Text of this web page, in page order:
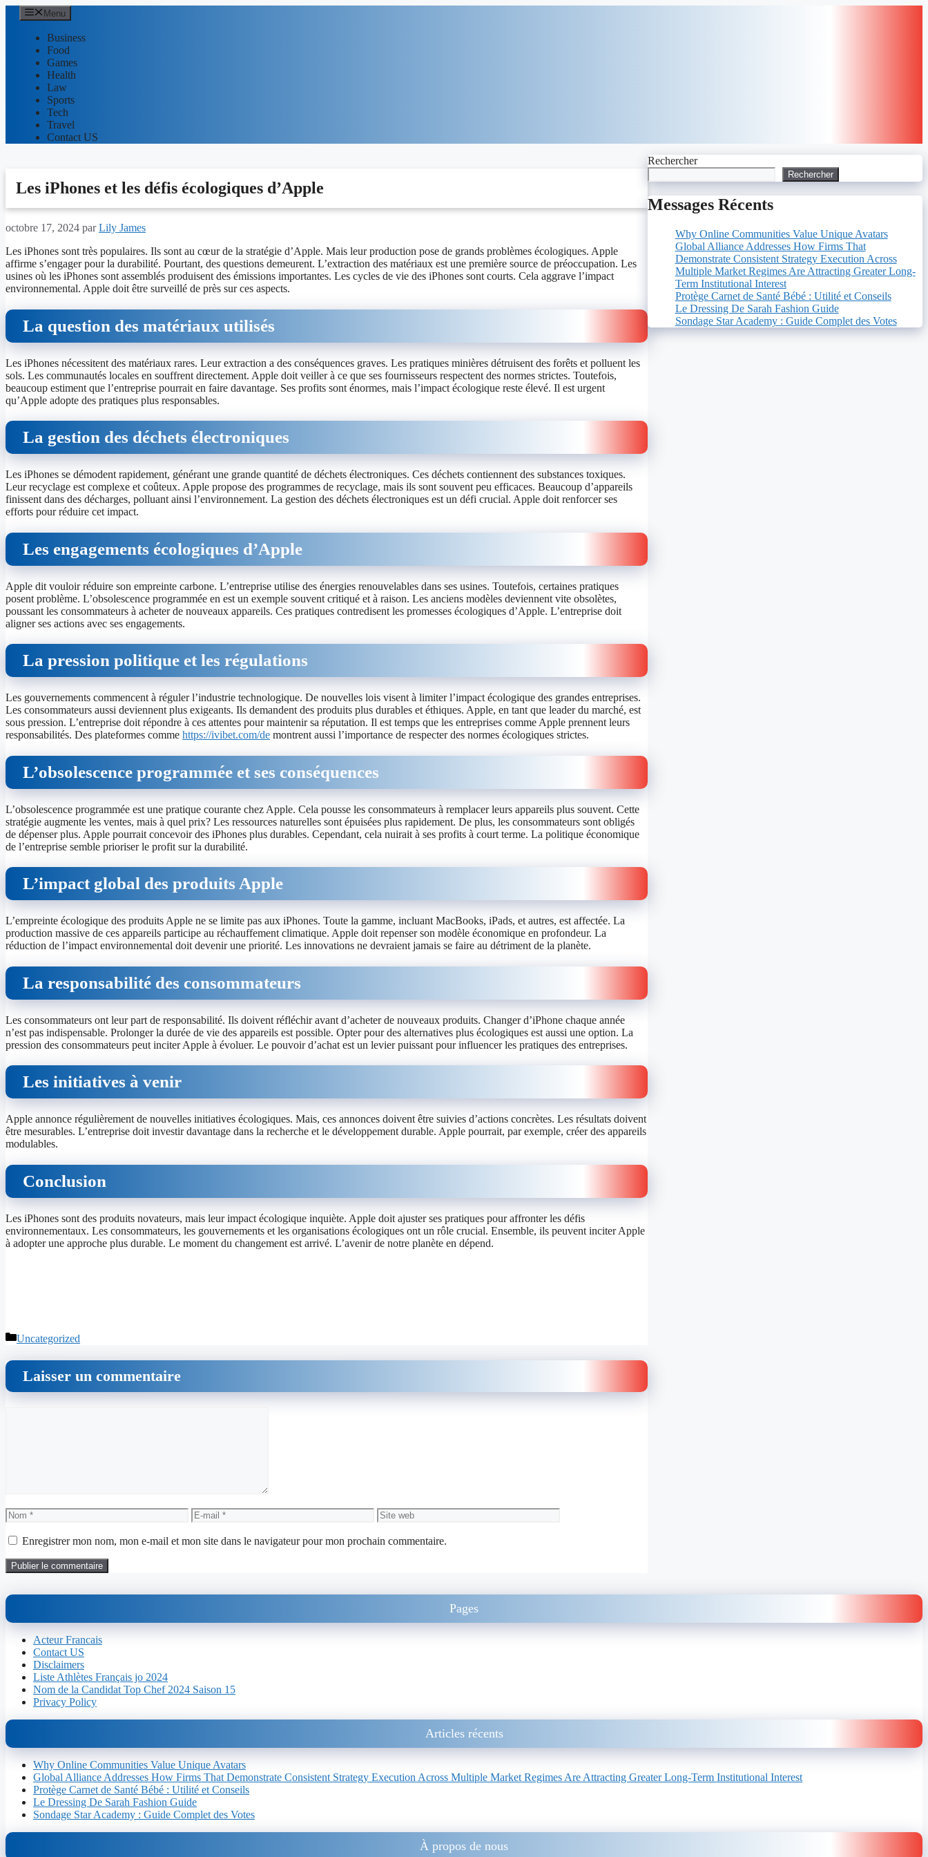
Aller
contenu
Menu
Business
Food
Games
Health
Law
Sports
Tech
Travel
Contact US
Les iPhones et les défis écologiques d’Apple
octobre 17, 2024 parLily James
Les iPhones sont très populaires. Ils sont au cœur de la stratégie d’Apple. Mais leur production pose de grands problèmes écologiques. Apple
affirme s’engager pour la durabilité. Pourtant, des questions demeurent. L’extraction des matériaux est une première source de préoccupation. Les
usines où les iPhones sont assemblés produisent des émissions importantes. Les cycles de vie des iPhones sont courts. Cela aggrave l’impact
environnemental. Apple doit être surveillé de près sur ces aspects.
La question des matériaux utilisés
Les iPhones nécessitent des matériaux rares. Leur extraction a des conséquences graves. Les pratiques minières détruisent des forêts et polluent les
sols. Les communautés locales en souffrent directement. Apple doit veiller à ce que ses fournisseurs respectent des normes strictes. Toutefois,
beaucoup estiment que l’entreprise pourrait en faire davantage. Ses profits sont énormes, mais l’impact écologique reste élevé. Il est urgent
qu’Apple adopte des pratiques plus responsables.
La gestion des déchets électroniques
Les iPhones se démodent rapidement, générant une grande quantité de déchets électroniques. Ces déchets contiennent des substances toxiques.
Leur recyclage est complexe et coûteux. Apple propose des programmes de recyclage, mais ils sont souvent peu efficaces. Beaucoup d’appareils
finissent dans des décharges, polluant ainsi l’environnement. La gestion des déchets électroniques est un défi crucial. Apple doit renforcer ses
efforts pour réduire cet impact.
Les engagements écologiques d’Apple
Apple dit vouloir réduire son empreinte carbone. L’entreprise utilise des énergies renouvelables dans ses usines. Toutefois, certaines pratiques
posent problème. L’obsolescence programmée en est un exemple souvent critiqué et à raison. Les anciens modèles deviennent vite obsolètes,
poussant les consommateurs à acheter de nouveaux appareils. Ces pratiques contredisent les promesses écologiques d’Apple. L’entreprise doit
aligner ses actions avec ses engagements.
La pression politique et les régulations
Les gouvernements commencent à réguler l’industrie technologique. De nouvelles lois visent à limiter l’impact écologique des grandes entreprises.
Les consommateurs aussi deviennent plus exigeants. Ils demandent des produits plus durables et éthiques. Apple, en tant que leader du marché, est
sous pression. L’entreprise doit répondre à ces attentes pour maintenir sa réputation. Il est temps que les entreprises comme Apple prennent leurs
responsabilités. Des plateformes comme https://ivibet.com/de montrent aussi l’importance de respecter des normes écologiques strictes.
L’obsolescence programmée et ses conséquences
L’obsolescence programmée est une pratique courante chez Apple. Cela pousse les consommateurs à remplacer leurs appareils plus souvent. Cette
stratégie augmente les ventes, mais à quel prix? Les ressources naturelles sont épuisées plus rapidement. De plus, les consommateurs sont obligés
de dépenser plus. Apple pourrait concevoir des iPhones plus durables. Cependant, cela nuirait à ses profits à court terme. La politique économique
de l’entreprise semble prioriser le profit sur la durabilité.
L’impact global des produits Apple
L’empreinte écologique des produits Apple ne se limite pas aux iPhones. Toute la gamme, incluant MacBooks, iPads, et autres, est affectée. La
production massive de ces appareils participe au réchauffement climatique. Apple doit repenser son modèle économique en profondeur. La
réduction de l’impact environnemental doit devenir une priorité. Les innovations ne devraient jamais se faire au détriment de la planète.
La responsabilité des consommateurs
Les consommateurs ont leur part de responsabilité. Ils doivent réfléchir avant d’acheter de nouveaux produits. Changer d’iPhone chaque année
n’est pas indispensable. Prolonger la durée de vie des appareils est possible. Opter pour des alternatives plus écologiques est aussi une option. La
pression des consommateurs peut inciter Apple à évoluer. Le pouvoir d’achat est un levier puissant pour influencer les pratiques des entreprises.
Les initiatives à venir
Apple annonce régulièrement de nouvelles initiatives écologiques. Mais, ces annonces doivent être suivies d’actions concrètes. Les résultats doivent
être mesurables. L’entreprise doit investir davantage dans la recherche et le développement durable. Apple pourrait, par exemple, créer des appareils
modulables.
Conclusion
Les iPhones sont des produits novateurs, mais leur impact écologique inquiète. Apple doit ajuster ses pratiques pour affronter les défis
environnementaux. Les consommateurs, les gouvernements et les organisations écologiques ont un rôle crucial. Ensemble, ils peuvent inciter Apple
à adopter une approche plus durable. Le moment du changement est arrivé. L’avenir de notre planète en dépend.
Catégories
Uncategorized
Laisser un commentaire
Nom
E-
mail
Site
web
Enregistrer mon nom, mon e-mail et mon site dans le navigateur pour mon prochain commentaire.
Rechercher
Rechercher
Messages Récents
Why Online Communities Value Unique Avatars
Global Alliance Addresses How Firms That
Demonstrate Consistent Strategy Execution Across
Multiple Market Regimes Are Attracting Greater Long-
Term Institutional Interest
Protège Carnet de Santé Bébé : Utilité et Conseils
Le Dressing De Sarah Fashion Guide
Sondage Star Academy : Guide Complet des Votes
Pages
Acteur Francais
Contact US
Disclaimers
Liste Athlètes Français jo 2024
Nom de la Candidat Top Chef 2024 Saison 15
Privacy Policy
Articles récents
Why Online Communities Value Unique Avatars
Global Alliance Addresses How Firms That Demonstrate Consistent Strategy Execution Across Multiple Market Regimes Are Attracting Greater Long-Term Institutional Interest
Protège Carnet de Santé Bébé : Utilité et Conseils
Le Dressing De Sarah Fashion Guide
Sondage Star Academy : Guide Complet des Votes
À propos de nous